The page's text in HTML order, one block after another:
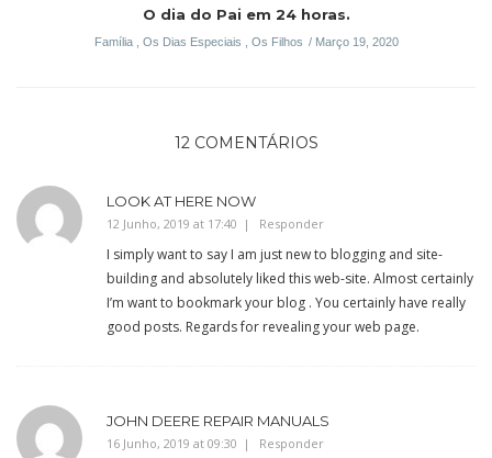
O dia do Pai em 24 horas.
Família, Os Dias Especiais Os Filhos Março 19, 2020
12 COMENTÁRIOS
LOOK AT HERE NOW
12 Junho, 2019 at 17:40 Responder
I simply want to say I am just new to blogging and site-
building and absolutely liked this web-site. Almost certainly
I’m want to bookmark your blog . You certainly have really
good posts. Regards for revealing your web page.
JOHN DEERE REPAIR MANUALS
16 Junho, 2019 at 09:30 Responder